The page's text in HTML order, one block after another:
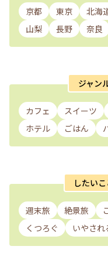
京都 東京 北海
山梨
長野 奈良
ジャン
カフェ スイーツ
ホテル
ごはん
したい
週末旅 絶景旅
くつろぐ
いやされ